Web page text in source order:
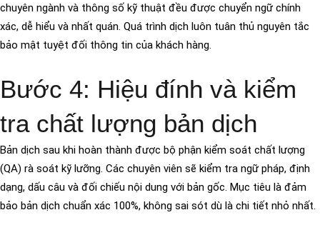
chuyên ngành và thông số kỹ thuật đều được chuyển ngữ chính
xác, dễ hiểu và nhất quán. Quá trình dịch luôn tuân thủ nguyên tắc
bảo mật tuyệt đối thông tin của khách hàng.
Bước 4: Hiệu đính và kiểm
tra chất lượng bản dịch
Bản dịch sau khi hoàn thành được bộ phận kiểm soát chất lượng
(QA) rà soát kỹ lưỡng. Các chuyên viên sẽ kiểm tra ngữ pháp, định
dạng, dấu câu và đối chiếu nội dung với bản gốc. Mục tiêu là đảm
bảo bản dịch chuẩn xác 100%, không sai sót dù là chi tiết nhỏ nhất.